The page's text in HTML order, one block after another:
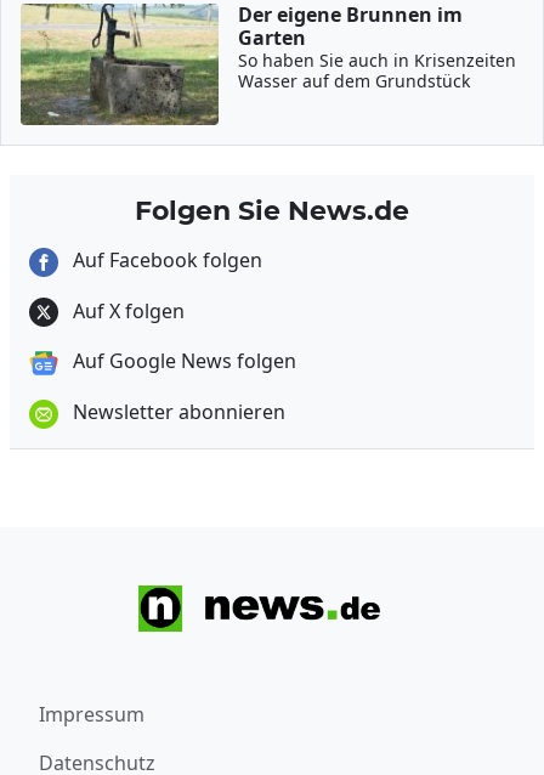
Der eigene Brunnen im
Garten
So haben Sie auch in Krisenzeiten
Wasser auf dem Grundstück
Folgen Sie News.de
Auf Facebook folgen
Auf X folgen
Auf Google News folgen
Newsletter abonnieren
Impressum
Datenschutz